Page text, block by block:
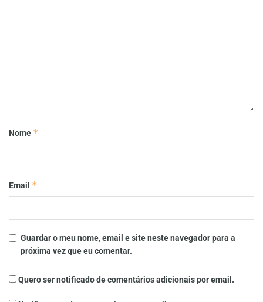
Nome *
Email *
Guardar o meu nome, email e site neste navegador para a
próxima vez que eu comentar.
Quero ser notificado de comentários adicionais por email.